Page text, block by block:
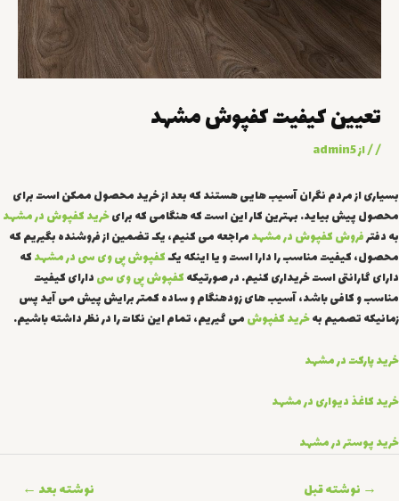
تعیین کیفیت کفپوش مشهد
// ازadmin5
بسیاری از مردم نگران آسیب هایی هستند که بعد از خرید محصول ممکن است برای
محصول پیش بیاید. بهترین کار این است که هنگامی که برایخرید کفپوش در مشهد
به دفترفروش کفپوش در مشهدمراجعه می کنیم، یک تضمین از فروشنده بگیریم که
محصول، کیفیت مناسب را دارا است و یا اینکه یککفپوش پی وی سی در مشهدکه
دارای گارانتی است خریداری کنیم.در صورتیکهکفپوش پی وی سیدارای کیفیت
مناسب و کافی باشد، آسیب های زودهنگام و ساده کمتر برایش پیش می آید پس
زمانیکه تصمیم بهخرید کفپوشمی گیریم، تمام این نکات را در نظر داشته باشیم.
خرید پارکت در مشهد
خرید کاغذ دیواری در مشهد
خرید پوستر در مشهد
راهبری→ نوشته قبل نوشته بعد ←